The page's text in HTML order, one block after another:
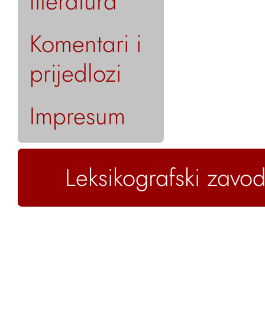
Komentari i
prijedlozi
Impresum
Leksikografski